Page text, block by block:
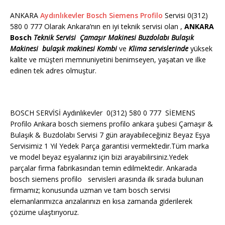
ANKARA Aydınlıkevler Bosch Siemens Profilo Servisi 0(312)
580 0 777 Olarak Ankara’nın en iyi teknik servisi olan , ANKARA
Bosch Teknik Servisi Çamaşır MakinesiBuzdolabı Bulaşık
Makinesi bulaşık makinesiKombive Klima servislerinde yüksek
kalite ve müşteri memnuniyetini benimseyen, yaşatan ve ilke
edinen tek adres olmuştur.
BOSCH SERVİSİ Aydınlıkevler 0(312) 580 0 777 SİEMENS
Profilo Ankara bosch siemens profilo ankara şubesi Çamaşır &
Bulaşık & Buzdolabı Servisi 7 gün arayabileceğiniz Beyaz Eşya
Servisimiz 1 Yıl Yedek Parça garantisi vermektedir.Tüm marka
ve model beyaz eşyalarınız için bizi arayabilirsiniz.Yedek
parçalar firma fabrikasından temin edilmektedir. Ankarada
bosch siemens profilo servisleri arasında ilk sırada bulunan
firmamız; konusunda uzman ve tam bosch servisi
elemanlarımızca arızalarınızı en kısa zamanda giderilerek
çözüme ulaştırıyoruz.